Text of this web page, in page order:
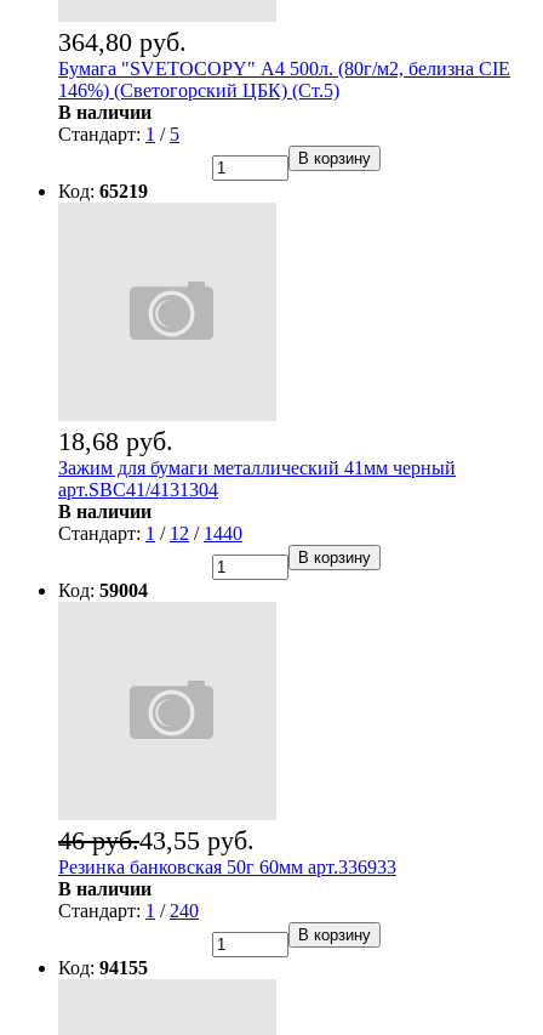
364,80 руб.
Бумага "SVETOCOPY" А4 500л. (80г/м2, белизна CIE
146%) (Светогорский ЦБК) (Ст.5)
В наличии
Стандарт: 1 / 5
В корзину
Код: 65219
18,68 руб.
Зажим для бумаги металлический 41мм черный
арт.SBC41/4131304
В наличии
Стандарт: 1 / 12 / 1440
В корзину
Код: 59004
43,55 руб.
46 руб.
Резинка банковская 50г 60мм арт.336933
В наличии
Стандарт: 1 / 240
В корзину
Код: 94155